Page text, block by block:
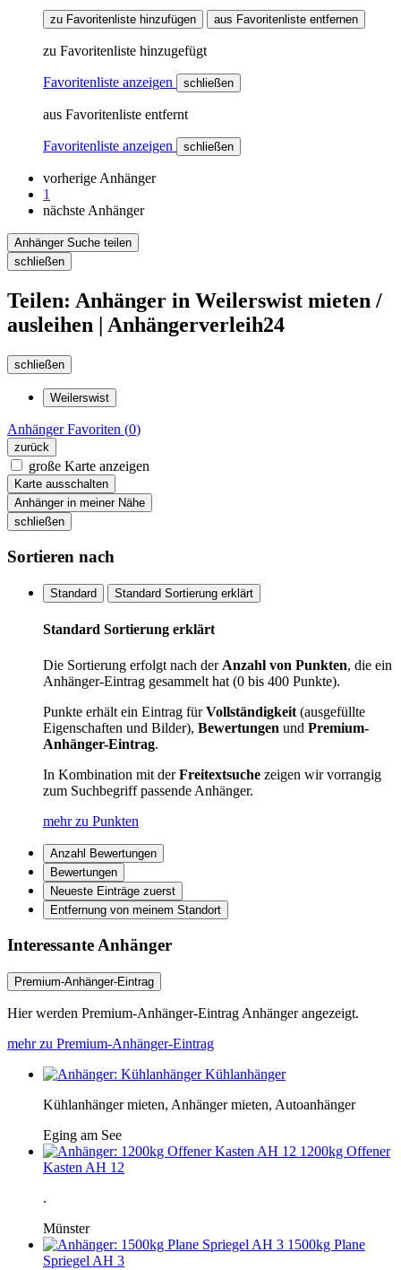
zu Favoritenliste hinzufügen aus Favoritenliste entfernen
zu Favoritenliste hinzugefügt
Favoritenliste anzeigen schließen
aus Favoritenliste entfernt
Favoritenliste anzeigen schließen
vorherige Anhänger
1
nächste Anhänger
Anhänger Suche teilen
schließen
Teilen: Anhänger in Weilerswist mieten /
ausleihen | Anhängerverleih24
schließen
Weilerswist
AnhängerFavoriten (0)
zurück
große Karte anzeigen
Karte ausschalten
Anhänger in meiner Nähe
schließen
Sortieren nach
Standard Standard Sortierung erklärt
Standard Sortierung erklärt
Die Sortierung erfolgt nach der Anzahl von Punkten, die ein
Anhänger-Eintrag gesammelt hat (0 bis 400 Punkte).
Punkte erhält ein Eintrag fürVollständigkeit (ausgefüllte
Eigenschaften und Bilder), Bewertungen und Premium-
Anhänger-Eintrag.
In Kombination mit derFreitextsuche zeigen wir vorrangig
zum Suchbegriff passende Anhänger.
mehr zu Punkten
Anzahl Bewertungen
Bewertungen
Neueste Einträge zuerst
Entfernung von meinem Standort
Interessante Anhänger
Premium-Anhänger-Eintrag
Hier werden Premium-Anhänger-Eintrag Anhänger angezeigt.
mehr zu Premium-Anhänger-Eintrag
Kühlanhänger
Kühlanhänger mieten, Anhänger mieten, Autoanhänger
Eging am See
1200kg Offener
Kasten AH 12
.
Münster
1500kg Plane
Spriegel AH 3